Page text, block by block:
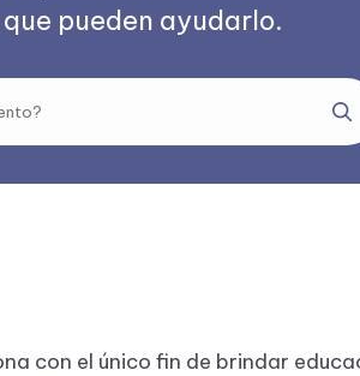
pueden ayudarlo.
con el único fin de brindar